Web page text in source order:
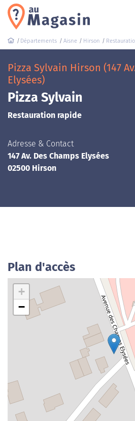
Départements Aisne Hirson
Pizza Sylvain Hirson (147
Elysées)
Pizza Sylvain
Restauration rapide
Adresse & Contact
147 Av. Des Champs Elysées
02500 Hirson
Plan d'accès
+
−